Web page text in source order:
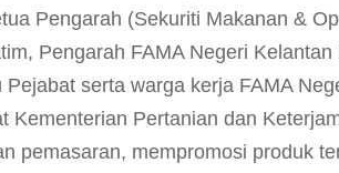
Pengarah (Sekuriti Makanan &
Pengarah FAMA Negeri Kelantan
serta warga kerja FAMA
Kementerian Pertanian dan
pemasaran, mempromosi produk